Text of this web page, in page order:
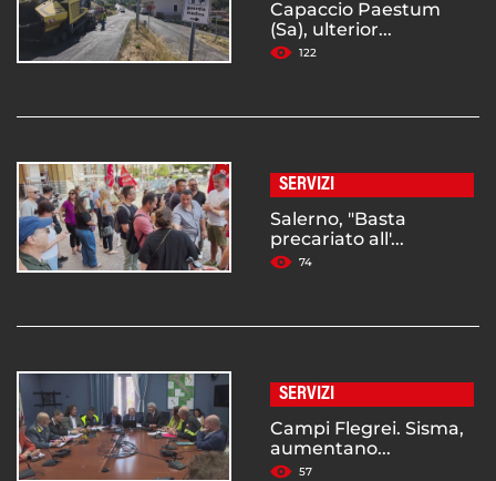
Capaccio Paestum
(Sa), ulterior...
122
SERVIZI
Salerno, "Basta
precariato all'...
74
SERVIZI
Campi Flegrei. Sisma,
aumentano...
57